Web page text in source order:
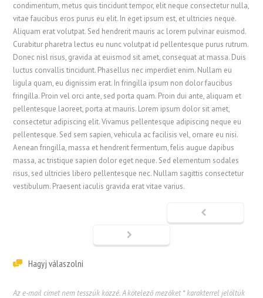
condimentum, metus quis tincidunt tempor, elit neque consectetur nulla,
vitae faucibus eros purus eu elit. In eget ipsum est, et ultricies neque.
Aliquam erat volutpat. Sed hendrerit mauris ac lorem pulvinar euismod.
Curabitur pharetra lectus eu nunc volutpat id pellentesque purus rutrum.
Donec nisl risus, gravida at euismod sit amet, consequat at massa. Duis
luctus convallis tincidunt. Phasellus nec imperdiet enim. Nullam eu
ligula quam, eu dignissim erat. In fringilla ipsum non dolor faucibus
fringilla. Proin vel orci ante, sed porta quam. Proin dui ante, aliquam et
pellentesque laoreet, porta at mauris. Lorem ipsum dolor sit amet,
consectetur adipiscing elit. Vivamus pellentesque adipiscing neque eu
pellentesque. Sed sem sapien, vehicula ac facilisis vel, ornare eu nisi.
Aenean fringilla, massa et hendrerit fermentum, felis augue dapibus
massa, ac tristique sapien dolor eget neque. Sed elementum sodales
risus, sed ultricies libero pellentesque nec. Nullam sagittis consectetur
vestibulum. Praesent iaculis gravida erat vitae varius.
Hagyj válaszolni
Az e-mail címet nem tesszük közzé. A kötelező mezőket*karakterrel jelöltük